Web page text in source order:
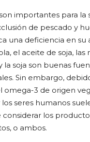
importantes para la
de pescado y
una deficiencia en su
el aceite de soja, las
la soja son buenas
Sin embargo,
omega-3 de origen
seres humanos
los
o ambos.